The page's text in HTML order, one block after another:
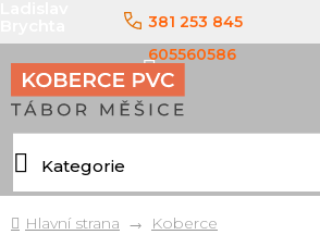
381 253 845
605560586
Domů Koberce